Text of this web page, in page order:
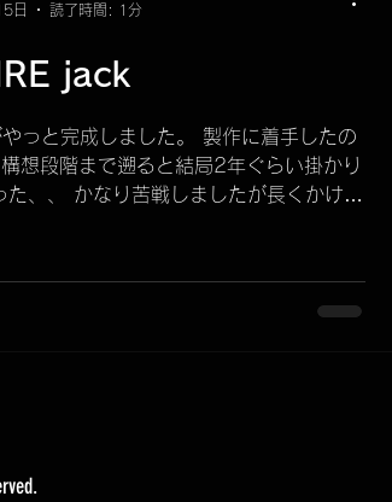
jack
っと完成しました。 製作に着手したの
想段階まで遡ると結局2年ぐらい掛かり
た、、 かなり苦戦しましたが長くかけた
日
読了時間: 1分